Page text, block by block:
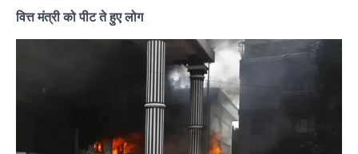
वित्त मंत्री को पीट ते हुए लोग